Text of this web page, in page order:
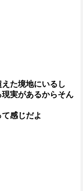
た境地にいるし
実があるからそん
感じだよ